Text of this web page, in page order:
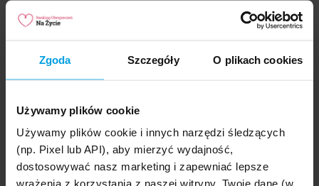
Zgoda Szczegóły O plikach cookies
Używamy plików cookie
Używamy plików cookie i innych narzędzi śledzących
(np. Pixel lub API), aby mierzyć wydajność,
dostosowywać nasz marketing i zapewniać lepsze
wrażenia z korzystania z naszej witryny. Twoje dane (w
medycznej?
Indywidualne ubezpieczenie bez ankiety
medycznej jest dziś dostępne, ale takich ofert